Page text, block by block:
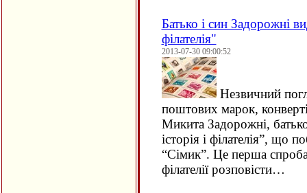
Батько і син Задорожні
філателія"
2013-07-30 09:00:52
Незвичний
поштових марок,
Микита Задорожні,
історія і філателія”, що
“Сімик”. Це перша спроба
філателії розповісти…